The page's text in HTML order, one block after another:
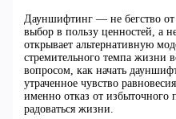
Дауншифтинг — не бегство от
выбор в пользу ценностей, а
открывает альтернативную
стремительного темпа жизни
вопросом, как начать
утраченное чувство
именно отказ от избыточного
радоваться жизни.